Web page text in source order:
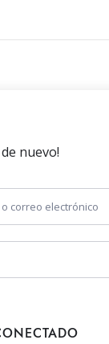
nuevo!